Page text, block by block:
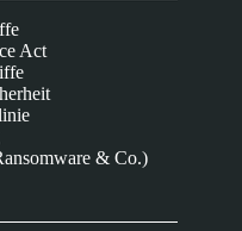
Act
& Co.)